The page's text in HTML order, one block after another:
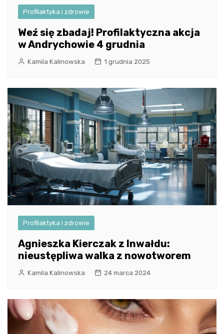
Profilaktyka i zdrowie
Weź się zbadaj! Profilaktyczna akcja
w Andrychowie 4 grudnia
Kamila Kalinowska 1 grudnia 2025
Profilaktyka i zdrowie
Agnieszka Kierczak z Inwałdu:
nieustępliwa walka z nowotworem
Kamila Kalinowska 24 marca 2024